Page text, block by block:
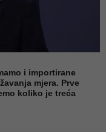
i importirane
mjera. Prve
koliko je treća